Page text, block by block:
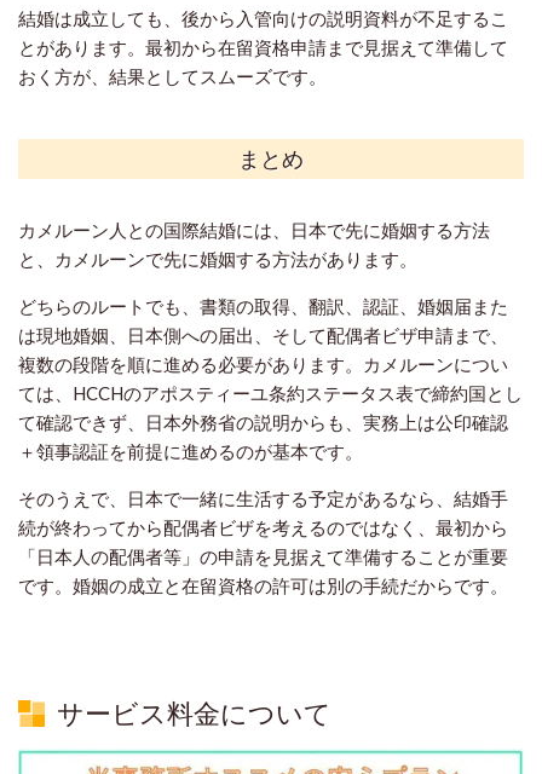
結婚は成立しても、後から入管向けの説明資料が不足するこ
とがあります。最初から在留資格申請まで見据えて準備して
おく方が、結果としてスムーズです。
まとめ
カメルーン人との国際結婚には、日本で先に婚姻する方法
と、カメルーンで先に婚姻する方法があります。
どちらのルートでも、書類の取得、翻訳、認証、婚姻届また
は現地婚姻、日本側への届出、そして配偶者ビザ申請まで、
複数の段階を順に進める必要があります。カメルーンについ
ては、HCCHのアポスティーユ条約ステータス表で締約国とし
て確認できず、日本外務省の説明からも、実務上は公印確認
＋領事認証を前提に進めるのが基本です。
そのうえで、日本で一緒に生活する予定があるなら、結婚手
続が終わってから配偶者ビザを考えるのではなく、最初から
「日本人の配偶者等」の申請を見据えて準備することが重要
です。婚姻の成立と在留資格の許可は別の手続だからです。
サービス料金について